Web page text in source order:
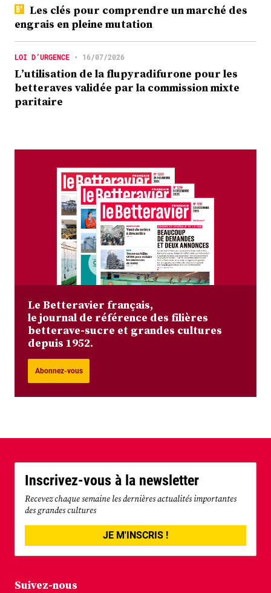
Les clés pour comprendre un marché des
engrais en pleine mutation
LOI D’URGENCE • 16/07/2026
L’utilisation de la flupyradifurone pour les
betteraves validée par la commission mixte
paritaire
Le Betteravier français,
le journal de référence des filières
betterave-sucre et grandes cultures
depuis 1952.
Abonnez-vous
Inscrivez-vous à la newsletter
Recevez chaque semaine les dernières actualités importantes
des grandes cultures
JE M'INSCRIS !
Suivez-nous